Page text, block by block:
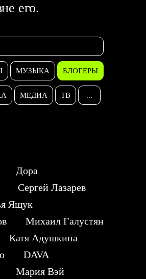
его.
МУЗЫКА БЛОГЕРЫ
МЕДИА ТВ ...
Дора
Сергей Лазарев
Ящук
Михаил Галустян
Катя Адушкина
DAVA
Мария Вэй